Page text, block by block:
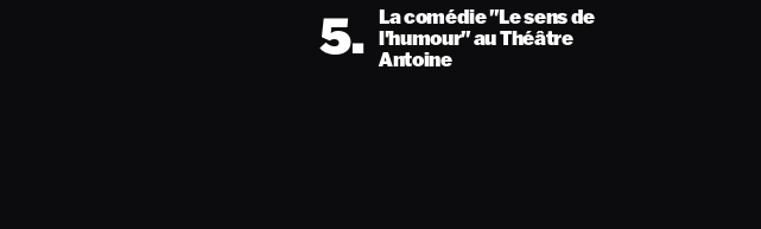
5. La comédie "Le sens de
l'humour" au Théâtre
Antoine